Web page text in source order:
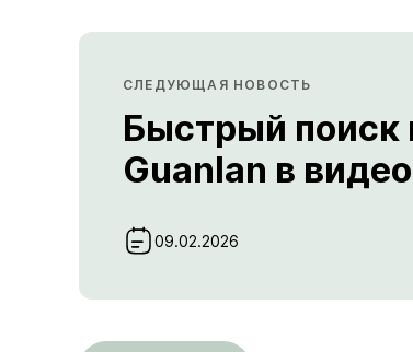
СЛЕДУЮЩАЯ НОВОСТЬ
Быстрый поиск
Guanlan в
09.02.2026